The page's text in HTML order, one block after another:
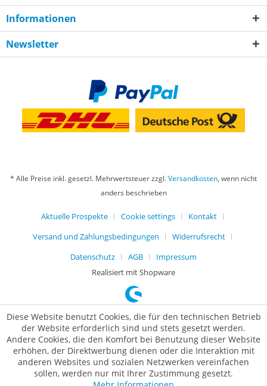
Informationen
Newsletter
* Alle Preise inkl. gesetzl. Mehrwertsteuer zzgl.Versandkosten, wenn nicht
anders beschrieben
Aktuelle Prospekte Cookie settings
Kontakt
Versand und Zahlungsbedingungen
Widerrufsrecht
Datenschutz
AGB
Impressum
Realisiert mit Shopware
Diese Website benutzt Cookies, die für den technischen Betrieb
der Website erforderlich sind und stets gesetzt werden.
Andere Cookies, die den Komfort bei Benutzung dieser Website
erhöhen, der Direktwerbung dienen oder die Interaktion mit
anderen Websites und sozialen Netzwerken vereinfachen
sollen, werden nur mit Ihrer Zustimmung gesetzt.